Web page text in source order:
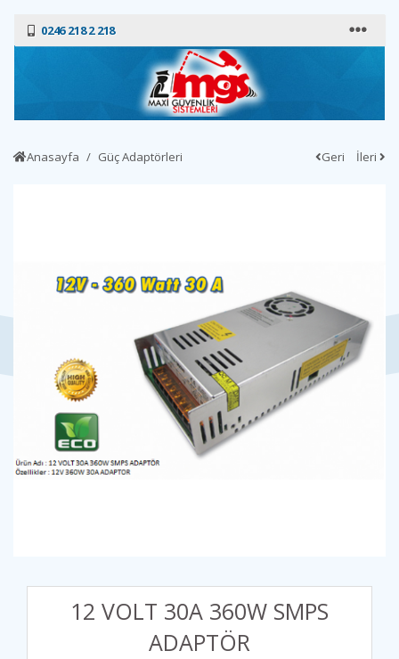
0246 218 2 218
Anasayfa Güç Adaptörleri Geri İleri
12 VOLT 30A 360W SMPS
ADAPTÖR